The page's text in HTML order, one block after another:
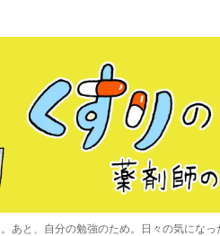
あと、自分の勉強のため。日々の気にな